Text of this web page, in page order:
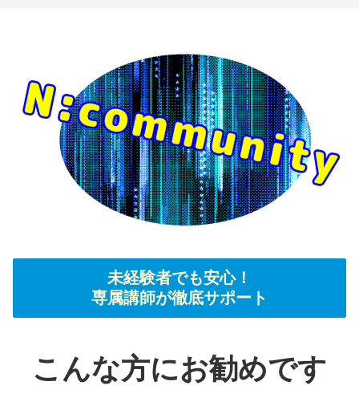
未経験者でも安心！
専属講師が徹底サポート
こんな方にお勧めです